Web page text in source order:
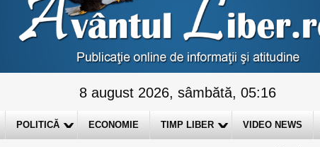
8 august 2026, sâmbătă, 05:16
POLITICĂ ECONOMIE TIMP LIBER VIDEO NEWS